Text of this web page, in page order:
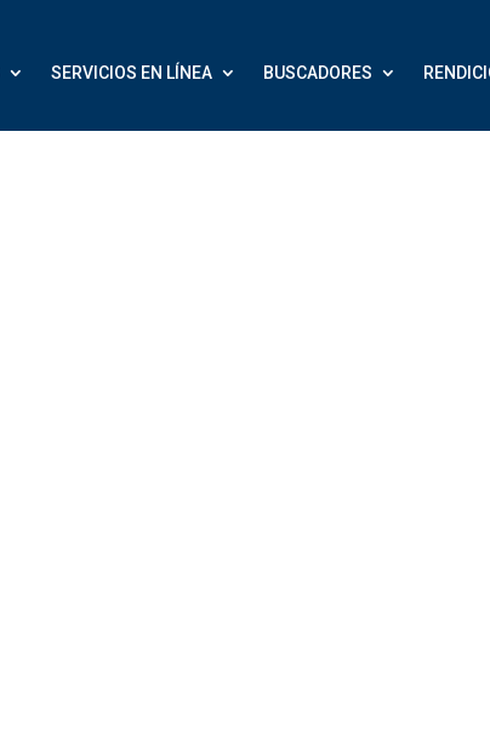
SERVICIOS EN LÍNEA BUSCADORES